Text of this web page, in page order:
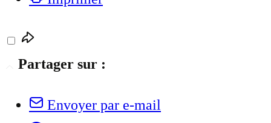
Partager sur :
Envoyer par e-mail